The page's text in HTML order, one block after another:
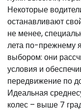
Некоторые
останавливают
не менее,
лета по-прежнему
выбором: они
условия и
передвижение по
Идеальная
колес – выше 7